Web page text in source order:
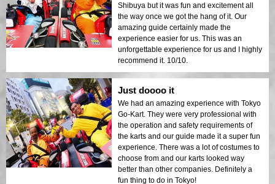
Shibuya but it was fun and excitement all
the way once we got the hang of it. Our
amazing guide certainly made the
experience easier for us. This was an
unforgettable experience for us and I highly
recommend it. 10/10.
Just doooo it
We had an amazing experience with Tokyo
Go-Kart. They were very professional with
the operation and safety requirements of
the karts and our guide made it a super fun
experience. There was a lot of costumes to
choose from and our karts looked way
better than other companies. Definitely a
fun thing to do in Tokyo!